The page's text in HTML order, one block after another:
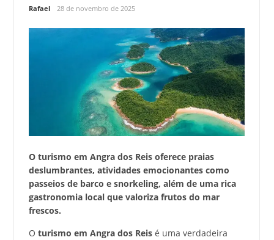
Rafael 28 de novembro de 2025
O turismo em Angra dos Reis oferece praias
deslumbrantes, atividades emocionantes como
passeios de barco e snorkeling, além de uma rica
gastronomia local que valoriza frutos do mar
frescos.
O turismo em Angra dos Reisé uma verdadeira